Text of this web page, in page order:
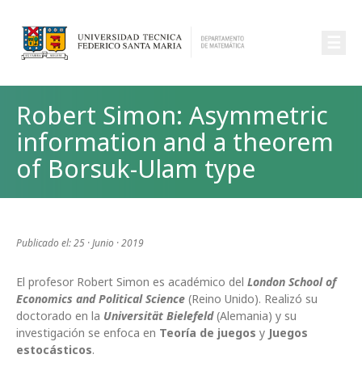
Robert Simon: Asymmetric
information and a theorem
of Borsuk-Ulam type
Publicado el: 25 · Junio · 2019
El profesor Robert Simon es académico del London School of
Economics and Political Science (Reino Unido). Realizó su
doctorado en la Universität Bielefeld(Alemania) y su
investigación se enfoca en Teoría de juegos y Juegos
estocásticos.